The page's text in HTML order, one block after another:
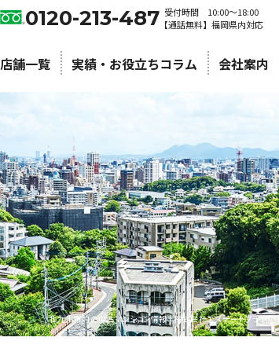
0120-213-487 受付時間 10:00〜18:00
【通話無料】福岡県内対応
店舗一覧 実績・お役立ちコラム 会社案内
北九州市内の中古マンション情報 | 株式会社エステートプラン